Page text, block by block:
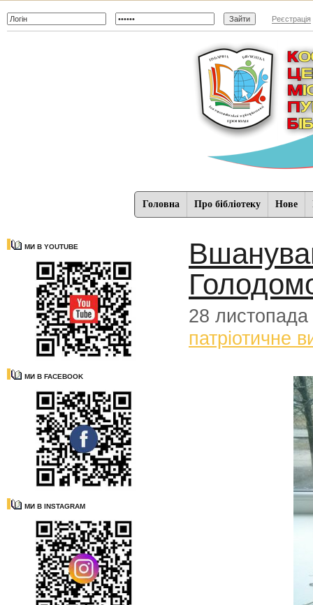
Реєстрація
Головна Про бібліотеку Нове
МИ В YOUTUBE
МИ В FACEBOOK
МИ В INSTAGRAM
28
патріотичне